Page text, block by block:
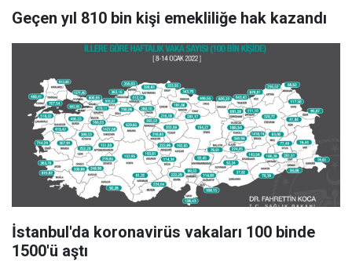
Geçen yıl 810 bin kişi emekliliğe hak kazandı
İstanbul'da koronavirüs vakaları 100 binde
1500'ü aştı